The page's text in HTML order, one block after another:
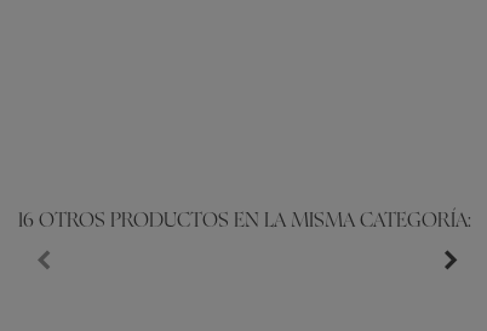
16 OTROS PRODUCTOS EN LA MISMA CATEGORÍA: